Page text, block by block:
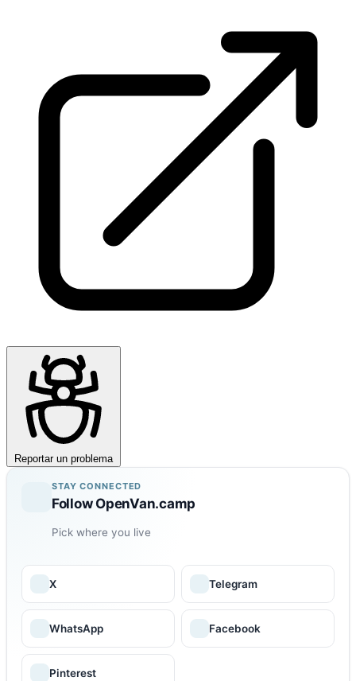
Reportar un problema
STAY CONNECTED
Follow OpenVan.camp
Pick where you live
X Telegram
WhatsApp Facebook
Pinterest